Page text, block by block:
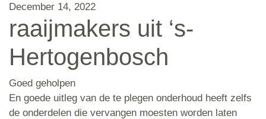
December 14, 2022
raaijmakers uit ‘s-
Hertogenbosch
Goed geholpen
En goede uitleg van de te plegen onderhoud heeft zelfs
de onderdelen die vervangen moesten worden laten